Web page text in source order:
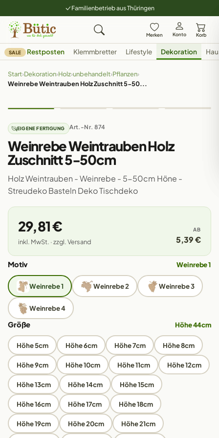
Familienbetrieb aus Thüringen
Merken Konto Korb
SALE Restposten Klemmbretter Lifestyle Dekoration
Start›Dekoration›Holz›unbehandelt›Pflanzen›
Weinrebe Weintrauben Holz Zuschnitt 5-50...
EIGENE FERTIGUNG Art.-Nr. 874
Weinrebe Weintrauben Holz
Zuschnitt 5-50cm
Holz Weintrauben - Weinrebe - 5-50cm Höne -
Streudeko Basteln Deko Tischdeko
29,81 €
inkl. MwSt. · zzgl. Versand
AB
5,39 €
Motiv Weinrebe 1
Weinrebe 1 Weinrebe 2 Weinrebe 3
Weinrebe 4
Größe Höhe 44cm
Höhe 5cm Höhe 6cm Höhe 7cm Höhe 8cm
Höhe 9cm Höhe 10cm Höhe 11cm Höhe 12cm
Höhe 13cm Höhe 14cm Höhe 15cm
Höhe 16cm Höhe 17cm Höhe 18cm
Höhe 19cm Höhe 20cm Höhe 21cm